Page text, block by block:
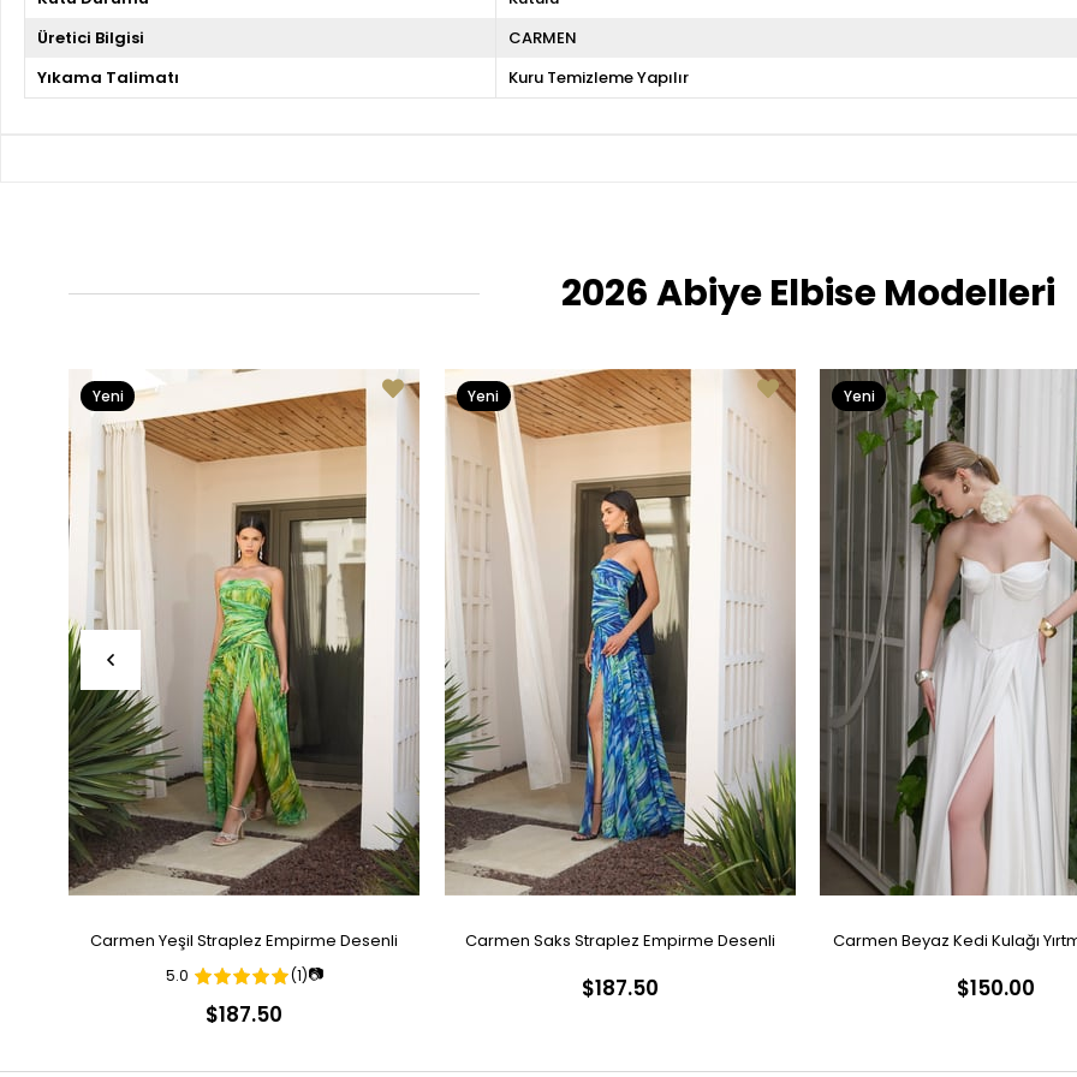
Üretici Bilgisi
CARMEN
Yıkama Talimatı
Kuru Temizleme Yapılır
2026 Abiye Elbise Modelleri
Carmen Yeşil Straplez Empirme Desenli
5.0 (1)📷
$187.50
Yeni
Ürün
Carmen Saks Straplez Empirme Desenli
Abiye Elbise
$187.50
Yeni
Ürün
Carmen Beyaz Kedi Kulağı
Nikah Elbisesi
$150.00
Yeni
Ürün